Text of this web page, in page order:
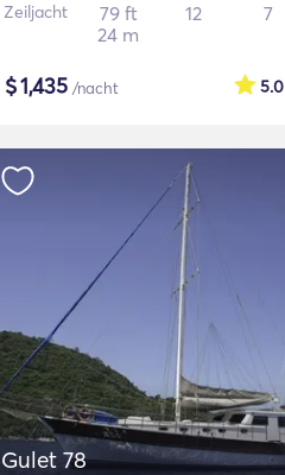
Zeiljacht
79 ft
24 m
12 7
$1,435 /nacht 5.0
Gulet 78